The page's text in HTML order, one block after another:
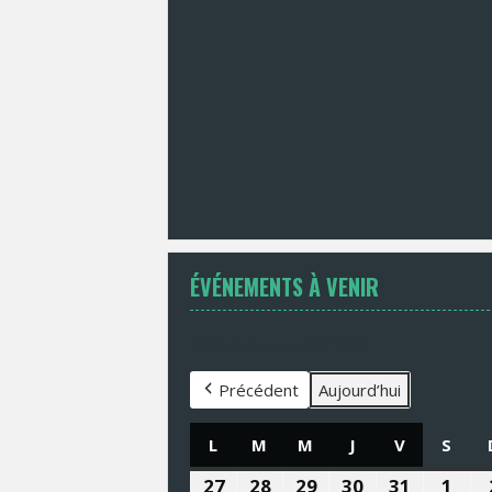
ÉVÉNEMENTS À VENIR
Précédent Aujourd’hui
L LUNDI
M MARDI
M MERCREDI
J JEUDIVVENDREDI
S
2727
2828
2929
30 31 1